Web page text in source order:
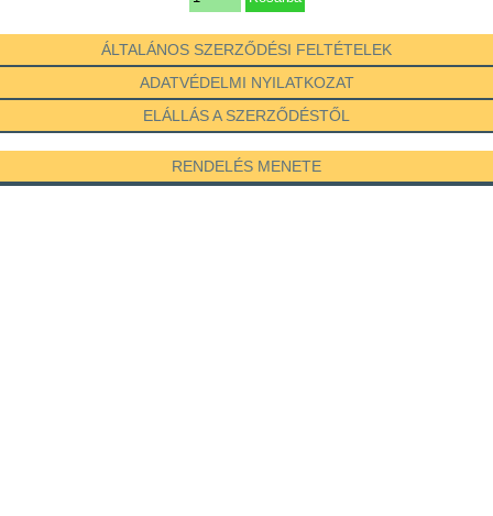
ÁLTALÁNOS SZERZŐDÉSI FELTÉTELEK
ADATVÉDELMI NYILATKOZAT
ELÁLLÁS A SZERZŐDÉSTŐL
RENDELÉS MENETE